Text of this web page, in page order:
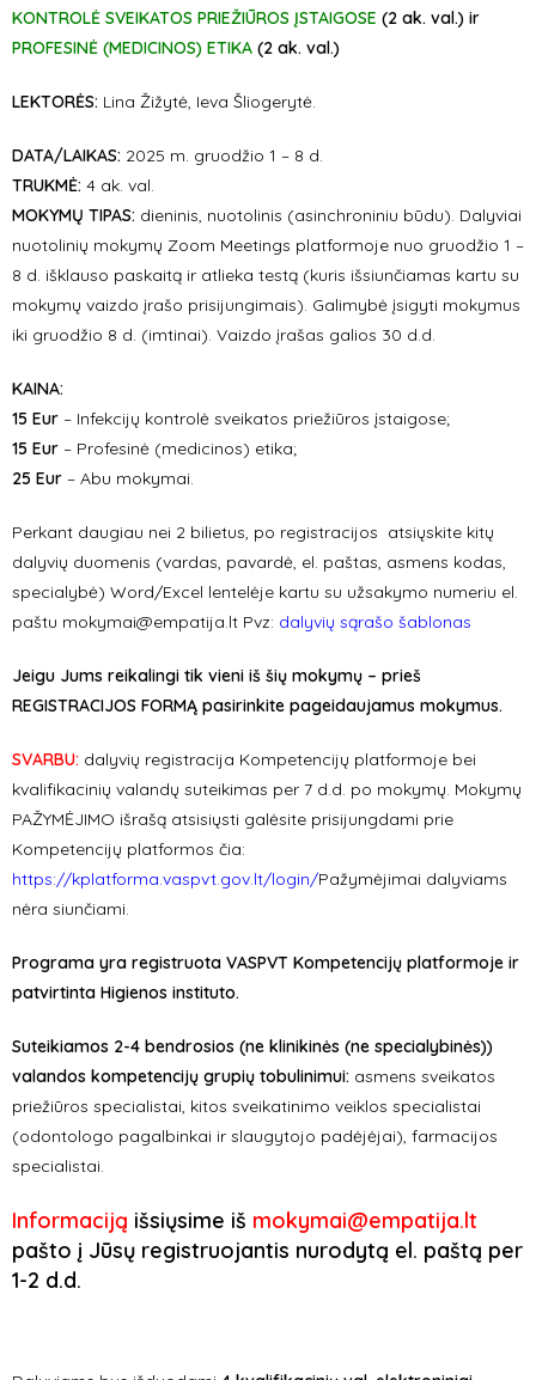
KONTROLĖ SVEIKATOS PRIEŽIŪROS ĮSTAIGOSE (2 ak. val.) ir
PROFESINĖ (MEDICINOS) ETIKA (2 ak. val.)
LEKTORĖS: Lina Žižytė, Ieva Šliogerytė.
DATA/LAIKAS: 2025 m. gruodžio 1 – 8 d.
TRUKMĖ: 4 ak. val.
MOKYMŲ TIPAS: dieninis, nuotolinis (asinchroniniu būdu). Dalyviai
nuotolinių mokymų Zoom Meetings platformoje nuo gruodžio 1 –
8 d. išklauso paskaitą ir atlieka testą (kuris išsiunčiamas kartu su
mokymų vaizdo įrašo prisijungimais). Galimybė įsigyti mokymus
iki gruodžio 8 d. (imtinai). Vaizdo įrašas galios 30 d.d.
KAINA:
15 Eur – Infekcijų kontrolė sveikatos priežiūros įstaigose;
15 Eur – Profesinė (medicinos) etika;
25 Eur – Abu mokymai.
Perkant daugiau nei 2 bilietus, po registracijos atsiųskite kitų
dalyvių duomenis (vardas, pavardė, el. paštas, asmens kodas,
specialybė) Word/Excel lentelėje kartu su užsakymo numeriu el.
paštu mokymai@empatija.lt Pvz: dalyvių sąrašo šablonas
Jeigu Jums reikalingi tik vieni iš šių mokymų – prieš
REGISTRACIJOS FORMĄ pasirinkite pageidaujamus mokymus.
SVARBU: dalyvių registracija Kompetencijų platformoje bei
kvalifikacinių valandų suteikimas per 7 d.d. po mokymų. Mokymų
PAŽYMĖJIMO išrašą atsisiųsti galėsite prisijungdami prie
Kompetencijų platformos čia:
https://kplatforma.vaspvt.gov.lt/login/Pažymėjimai dalyviams
nėra siunčiami.
Programa yra registruota VASPVT Kompetencijų platformoje ir
patvirtinta Higienos instituto.
Suteikiamos 2-4 bendrosios (ne klinikinės (ne specialybinės))
valandos kompetencijų grupių tobulinimui: asmens sveikatos
priežiūros specialistai, kitos sveikatinimo veiklos specialistai
(odontologo pagalbinkai ir slaugytojo padėjėjai), farmacijos
specialistai.
Informaciją išsiųsime iš mokymai@empatija.lt
pašto į Jūsų registruojantis nurodytą el. paštą per
1-2 d.d.